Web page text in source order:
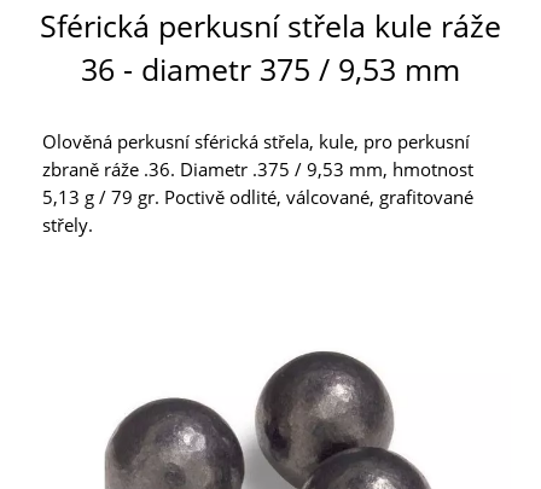
Sférická perkusní střela kule ráže
36 - diametr 375 / 9,53 mm
Olověná perkusní sférická střela, kule, pro perkusní
zbraně ráže .36. Diametr .375 / 9,53 mm, hmotnost
5,13 g / 79 gr. Poctivě odlité, válcované, grafitované
střely.